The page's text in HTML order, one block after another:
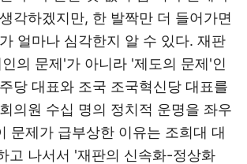
각하겠지만, 한 발짝만 더 들어가면
얼마나 심각한지 알 수 있다. 재판
의 문제'가 아니라 '제도의 문제'인
당 대표와 조국 조국혁신당 대표를
의원 수십 명의 정치적 운명을 좌우
문제가 급부상한 이유는 조희대 대
고 나서서 '재판의 신속화-정상화